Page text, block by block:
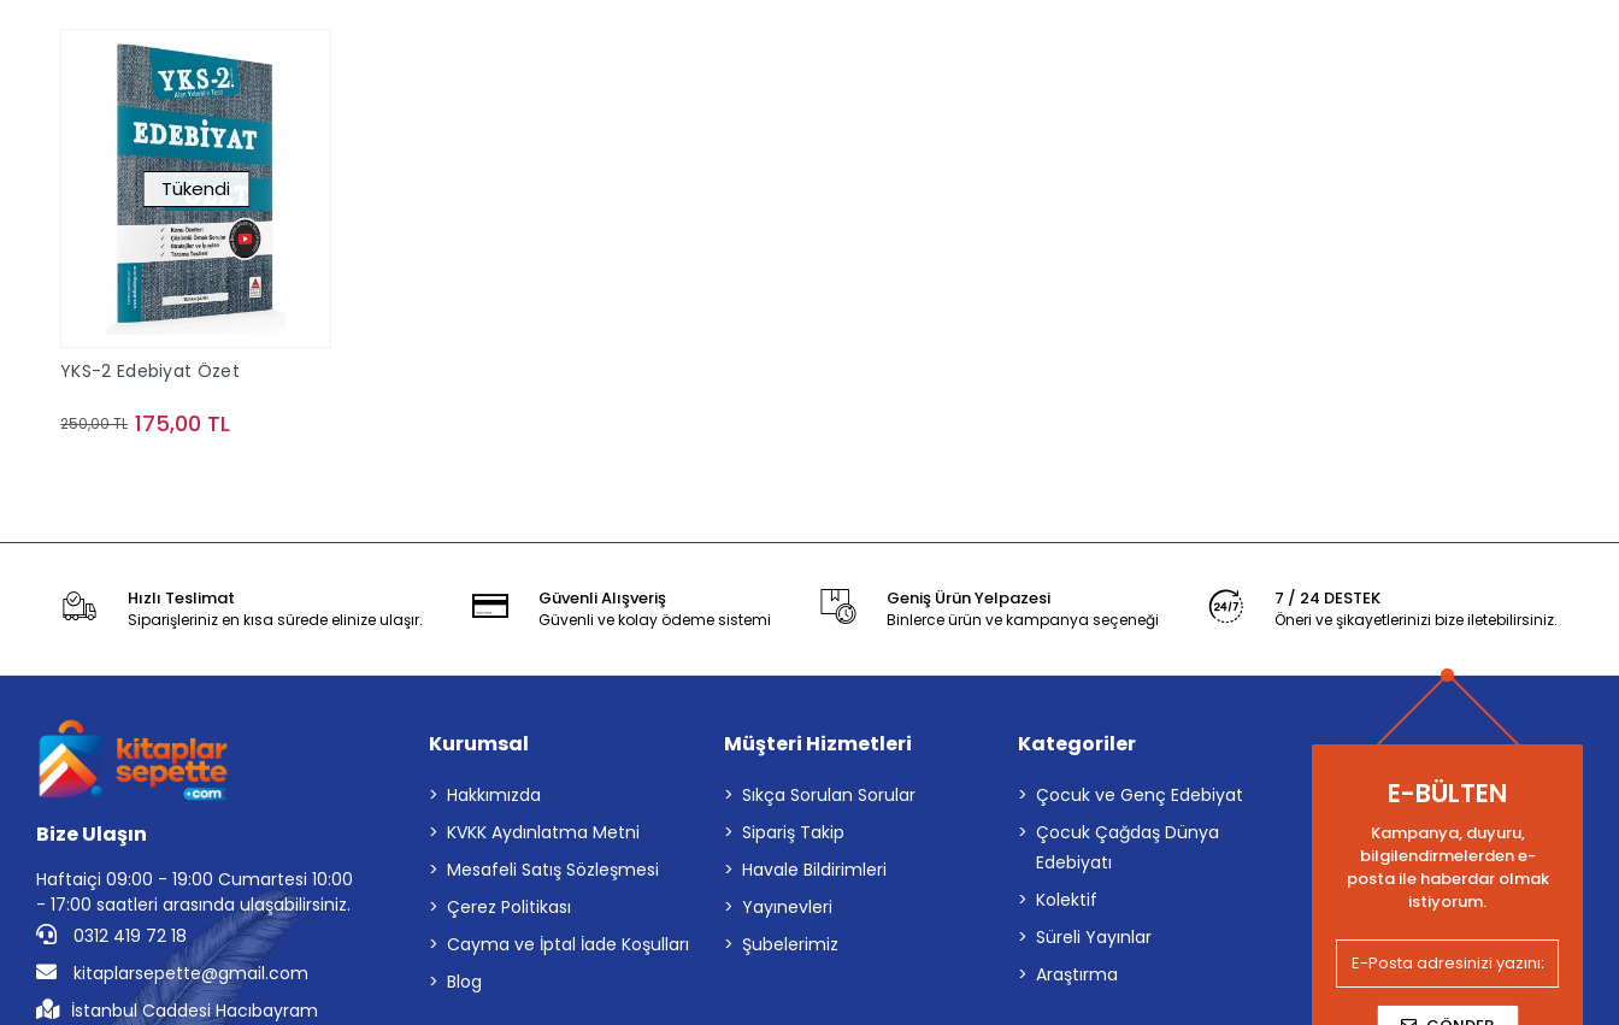
Tükendi
YKS-2 Edebiyat Özet
250,00 TL 175,00 TL
Hızlı Teslimat
Siparişleriniz en kısa sürede elinize ulaşır.
Güvenli Alışveriş
Güvenli ve kolay ödeme sistemi
Geniş Ürün Yelpazesi
Binlerce ürün ve kampanya seçeneği
7 / 24 DESTEK
Öneri ve şikayetlerinizi bize iletebilirsiniz.
Bize Ulaşın
Haftaiçi 09:00 - 19:00 Cumartesi 10:00
- 17:00 saatleri arasında ulaşabilirsiniz.
0312 419 72 18
kitaplarsepette@gmail.com
İstanbul Caddesi Hacıbayram
Kurumsal
Hakkımızda
KVKK Aydınlatma Metni
Mesafeli Satış Sözleşmesi
Çerez Politikası
Cayma ve İptal İade Koşulları
Blog
Müşteri Hizmetleri
Sıkça Sorulan Sorular
Sipariş Takip
Havale Bildirimleri
Yayınevleri
Şubelerimiz
Kategoriler
Çocuk ve Genç Edebiyat
Çocuk Çağdaş Dünya
Edebiyatı
Kolektif
Süreli Yayınlar
Araştırma
E-BÜLTEN
Kampanya, duyuru,
bilgilendirmelerden e-
posta ile haberdar olmak
istiyorum.